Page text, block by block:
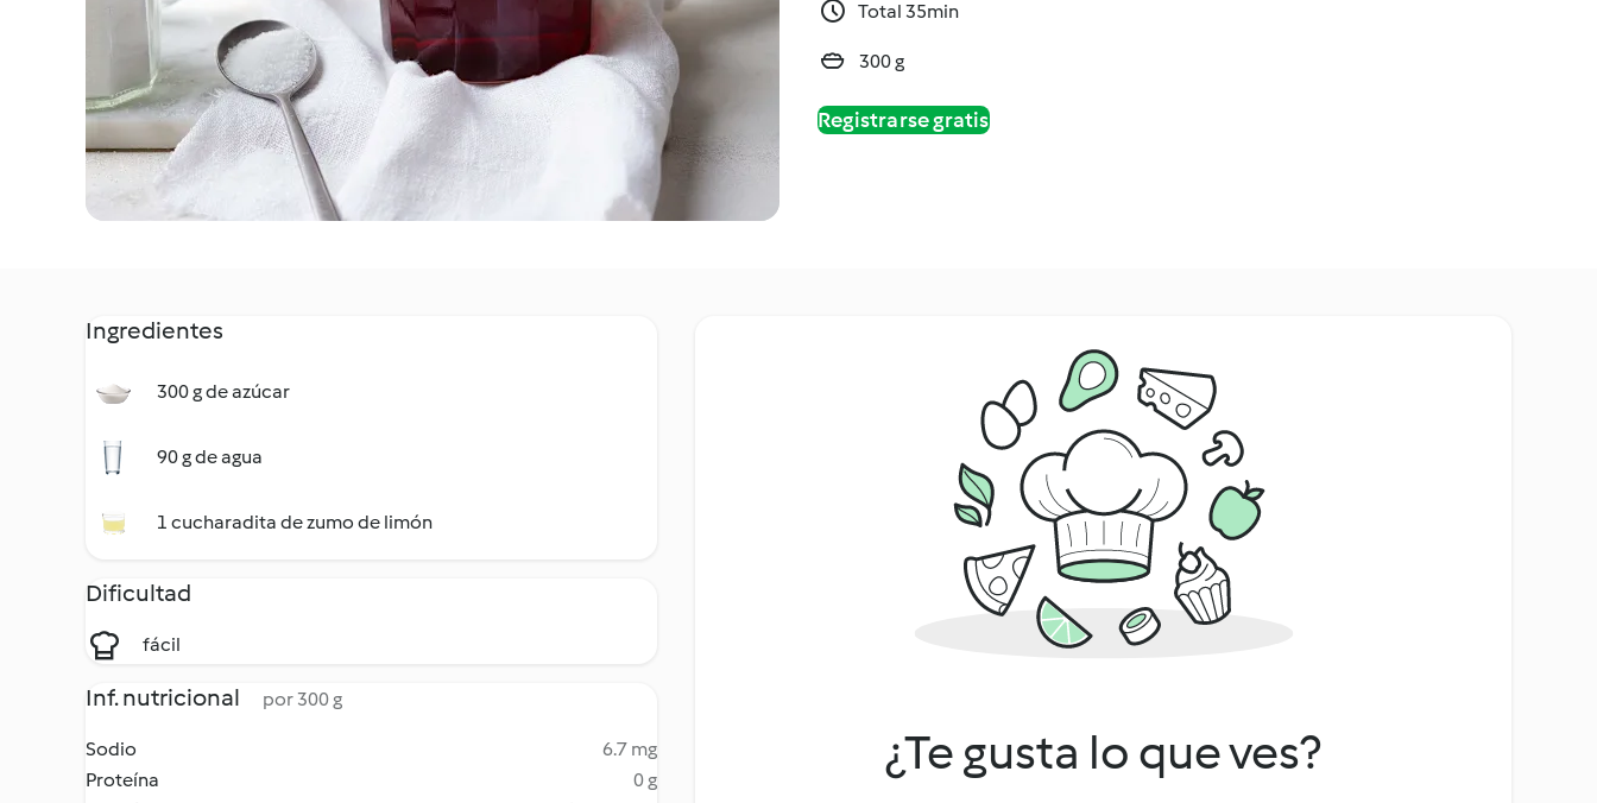
Total 35min
300 g
Registrarse gratis
Ingredientes
300 g de azúcar
90 g de agua
1 cucharadita de zumo de limón
Dificultad
fácil
Inf. nutricional por 300 g
Sodio
6.7 mg
Proteína
0 g
¿Te gusta lo que ves?